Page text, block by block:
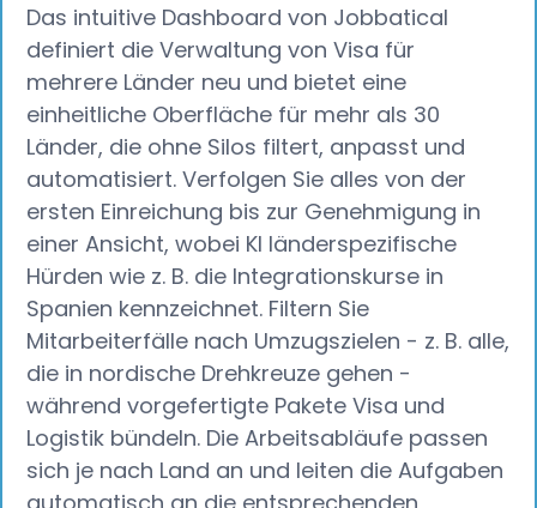
Das intuitive Dashboard von Jobbatical
definiert die Verwaltung von Visa für
mehrere Länder neu und bietet eine
einheitliche Oberfläche für mehr als 30
Länder, die ohne Silos filtert, anpasst und
automatisiert. Verfolgen Sie alles von der
ersten Einreichung bis zur Genehmigung in
einer Ansicht, wobei KI länderspezifische
Hürden wie z. B. die Integrationskurse in
Spanien kennzeichnet. Filtern Sie
Mitarbeiterfälle nach Umzugszielen - z. B. alle,
die in nordische Drehkreuze gehen -
während vorgefertigte Pakete Visa und
Logistik bündeln. Die Arbeitsabläufe passen
sich je nach Land an und leiten die Aufgaben